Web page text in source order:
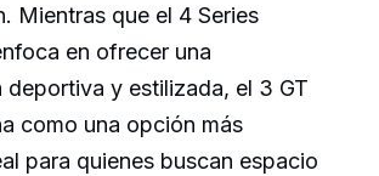
Mientras que el 4 Series
en ofrecer una
deportiva y estilizada, el 3 GT
como una opción más
para quienes buscan espacio